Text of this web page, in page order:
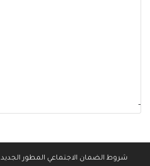
-
شروط الضمان الاجتماعي المطور الجديد